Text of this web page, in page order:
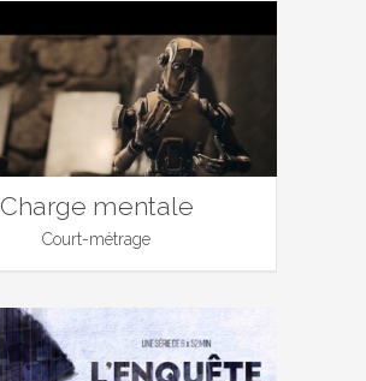
Charge mentale
Court-métrage